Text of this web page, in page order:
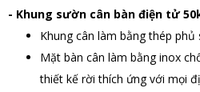
- Khung sườn cân bàn điện tử
Khung cân làm bằng thép phủ
Mặt bàn cân làm bằng inox
thiết kế rời thích ứng với mọi